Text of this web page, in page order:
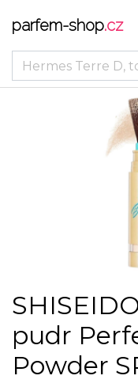
parfem-shop.cz
pudr
Powder